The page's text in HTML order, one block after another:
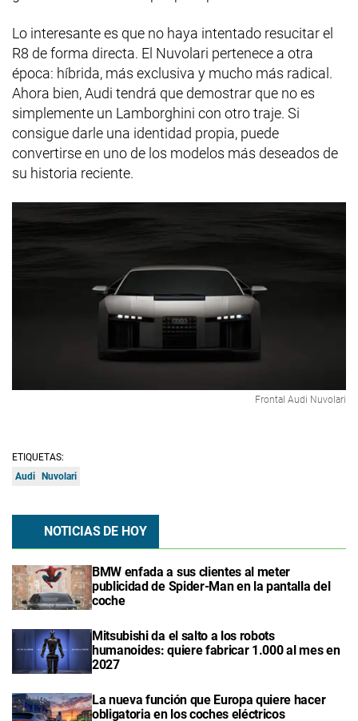
Lo interesante es que no haya intentado resucitar el
R8 de forma directa. El Nuvolari pertenece a otra
época: híbrida, más exclusiva y mucho más radical.
Ahora bien, Audi tendrá que demostrar que no es
simplemente un Lamborghini con otro traje. Si
consigue darle una identidad propia, puede
convertirse en uno de los modelos más deseados de
su historia reciente.
Frontal Audi Nuvolari
ETIQUETAS:
Audi
Nuvolari
NOTICIAS DE HOY
BMW enfada a sus clientes al meter
publicidad de Spider-Man en la pantalla del
coche
Mitsubishi da el salto a los robots
humanoides: quiere fabricar 1.000 al mes en
2027
La nueva función que Europa quiere hacer
obligatoria en los coches eléctricos